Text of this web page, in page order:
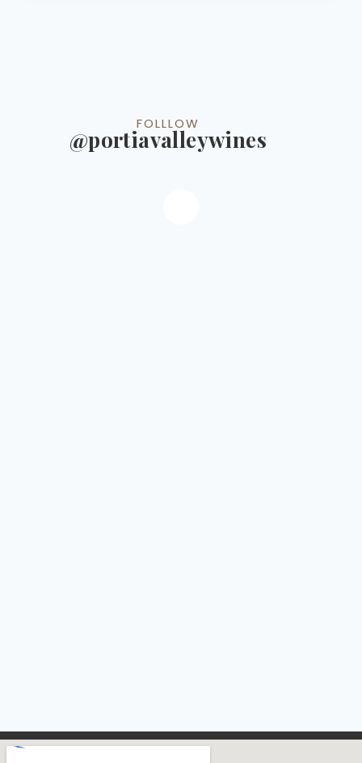
FOLLLOW
@portiavalleywines​